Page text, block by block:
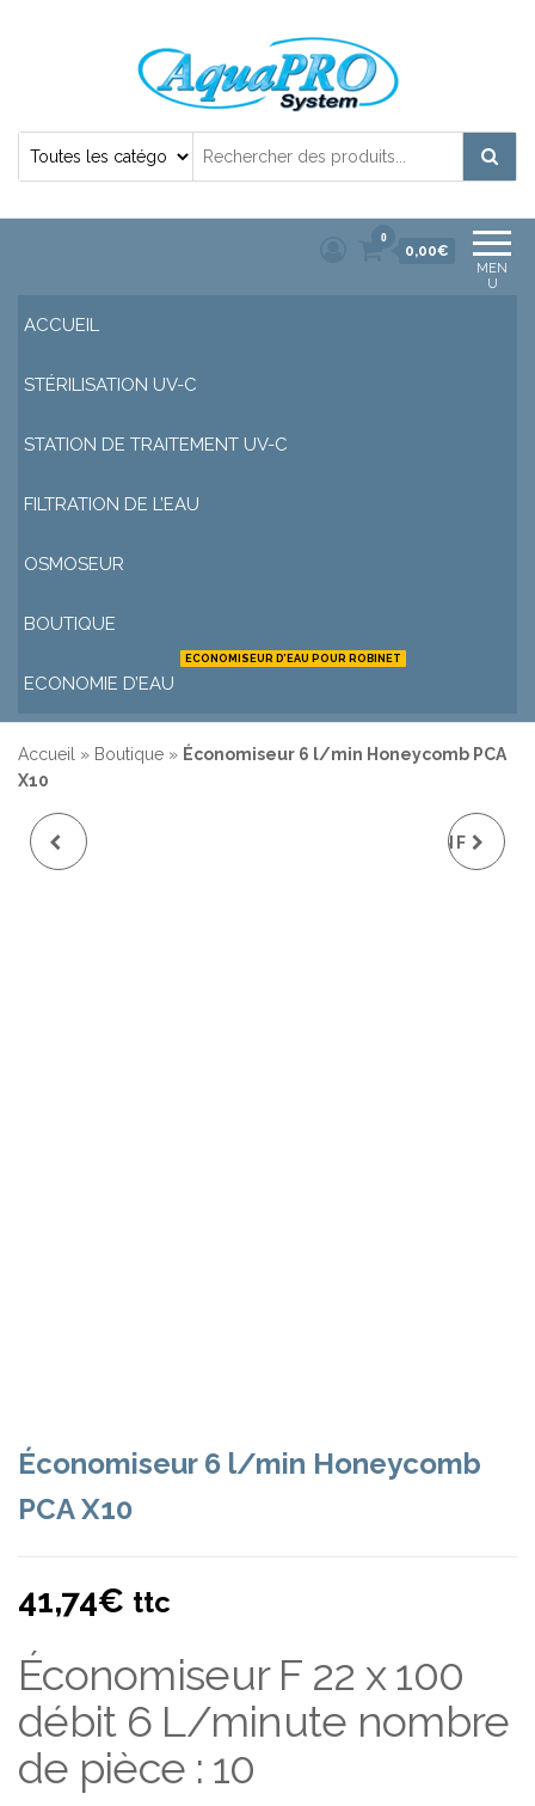
Désinfection Uv de l'eau | Filtration et
MEN
U
0
0,00€
ACCUEIL
STÉRILISATION UV-C
STATION DE TRAITEMENT UV-C
FILTRATION DE L’EAU
OSMOSEUR
BOUTIQUE
ECONOMIE D’EAU
ECONOMISEUR D’EAU POUR ROBINET
Accueil » Boutique » Économiseur 6 l/min Honeycomb PCA
X10
CARTOUCHE 8 L/MN F
Économiseur 6 l/min Honeycomb
PCA X10
41,74€ ttc
Économiseur F 22 x 100
débit 6 L/minute nombre
de pièce : 10